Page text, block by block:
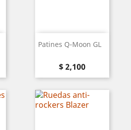
Patines Q-Moon GL
Precio
$ 2,100